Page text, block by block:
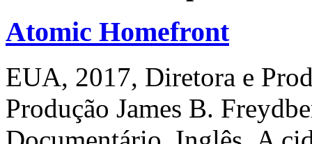
Atomic Homefront
EUA, 2017, Diretora e
Produção James B.